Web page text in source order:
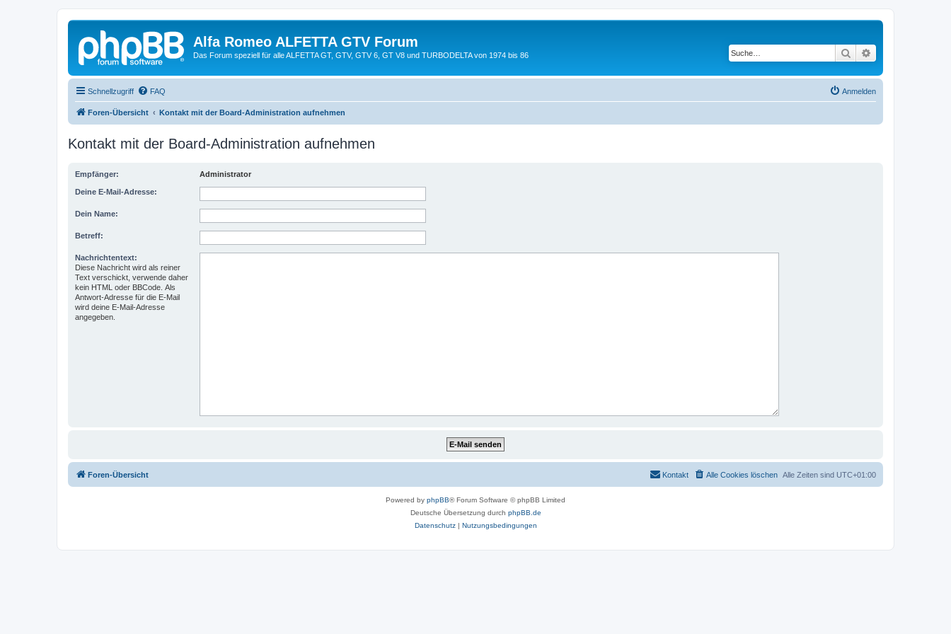
Alfa Romeo ALFETTA GTV Forum
Das Forum speziell für alle ALFETTA GT, GTV, GTV 6, GT V8 und TURBODELTA von 1974 bis 86 Suche
Schnellzugriff FAQ Anmelden
Foren-Übersicht Kontakt mit der Board-Administration aufnehmen
Kontakt mit der Board-Administration aufnehmen
Empfänger: Administrator
Deine E-Mail-Adresse:
Dein Name:
Betreff:
Nachrichtentext:
Diese Nachricht wird als reiner
Text verschickt, verwende daher
kein HTML oder BBCode. Als
Antwort-Adresse für die E-Mail
wird deine E-Mail-Adresse
angegeben.
Foren-Übersicht Alle Zeiten sind UTC+01:00
Alle Cookies löschen
Kontakt
Powered by phpBB® Forum Software © phpBB Limited
Deutsche Übersetzung durch phpBB.de
Datenschutz| Nutzungsbedingungen